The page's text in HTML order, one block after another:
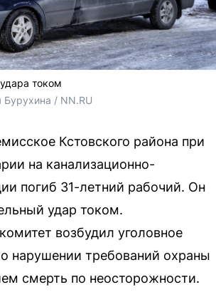
током
Бурухина / NN.RU
Кстовского района при
на канализационно-
погиб 31-летний рабочий. Он
удар током.
возбудил уголовное
нарушении требований охраны
смерть по неосторожности.